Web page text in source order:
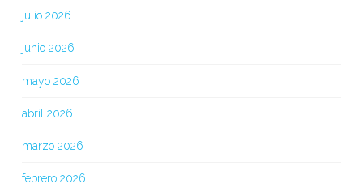
julio 2026
junio 2026
mayo 2026
abril 2026
marzo 2026
febrero 2026